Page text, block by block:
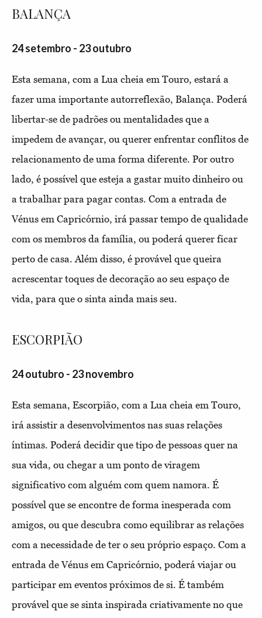
BALANÇA
24 setembro - 23 outubro
Esta semana, com a Lua cheia em Touro, estará a
fazer uma importante autorreflexão, Balança. Poderá
libertar-se de padrões ou mentalidades que a
impedem de avançar, ou querer enfrentar conflitos de
relacionamento de uma forma diferente. Por outro
lado, é possível que esteja a gastar muito dinheiro ou
a trabalhar para pagar contas. Com a entrada de
Vénus em Capricórnio, irá passar tempo de qualidade
com os membros da família, ou poderá querer ficar
perto de casa. Além disso, é provável que queira
acrescentar toques de decoração ao seu espaço de
vida, para que o sinta ainda mais seu.
ESCORPIÃO
24 outubro - 23 novembro
Esta semana, Escorpião, com a Lua cheia em Touro,
irá assistir a desenvolvimentos nas suas relações
íntimas. Poderá decidir que tipo de pessoas quer na
sua vida, ou chegar a um ponto de viragem
significativo com alguém com quem namora. É
possível que se encontre de forma inesperada com
amigos, ou que descubra como equilibrar as relações
com a necessidade de ter o seu próprio espaço. Com a
entrada de Vénus em Capricórnio, poderá viajar ou
participar em eventos próximos de si. É também
provável que se sinta inspirada criativamente no que